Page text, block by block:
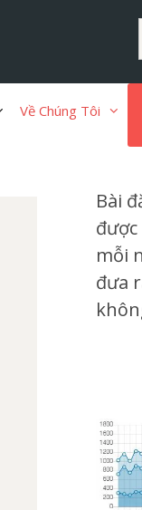
Về Chúng Tôi
Bài
được
mỗi
đưa